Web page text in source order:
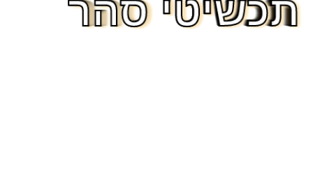
תכשיטי סהר
תכשיטי סהר
תכשיטי סהר
תכשיטי סהר
תכשיטי סהר
תכשיטי סהר
תכשיטי סהר
תכשיטי סהר
תכשיטי סהר
תכשיטי סהר
תכשיטי סהר
תכשיטי סהר
תכשיטי סהר